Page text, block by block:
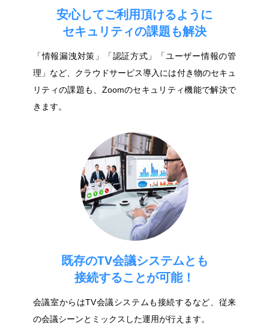
安心してご利用頂けるように
セキュリティの課題も解決
「情報漏洩対策」「認証方式」「ユーザー情報の管
理」など、クラウドサービス導入には付き物のセキュ
リティの課題も、Zoomのセキュリティ機能で解決で
きます。
既存のTV会議システムとも
接続することが可能！
会議室からはTV会議システムも接続するなど、従来
の会議シーンとミックスした運用が行えます。